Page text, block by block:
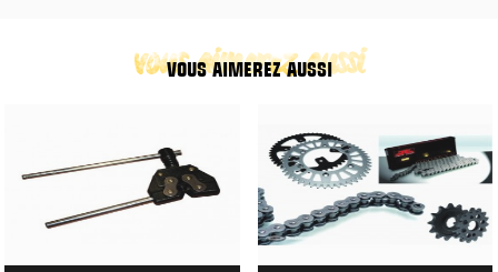
VOUS AIMEREZ AUSSI
vous aimerez aussi